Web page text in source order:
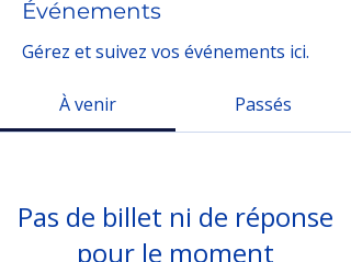
Événements
Gérez et suivez vos événements ici.
À venir Passés
Pas de billet ni de réponse
pour le moment